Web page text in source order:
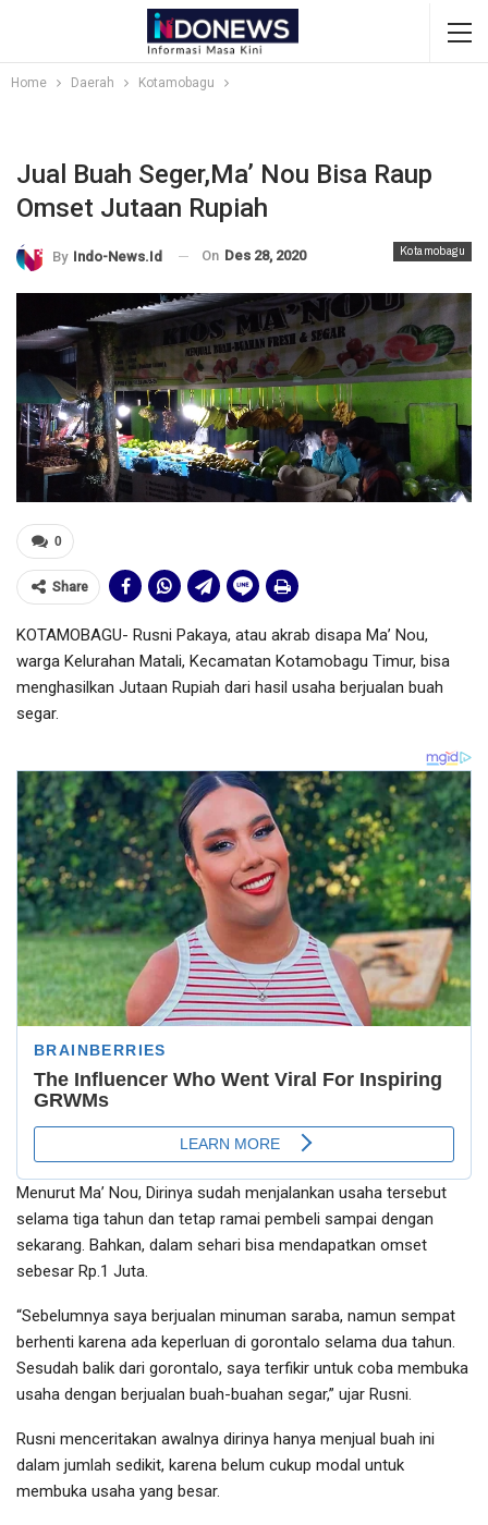
Home Daerah Kotamobagu
Jual Buah Seger,Ma’ Nou Bisa Raup
Omset Jutaan Rupiah
Kotamobagu
By Indo-News.id On Des 28, 2020
0
Share
KOTAMOBAGU- Rusni Pakaya, atau akrab disapa Ma’ Nou,
warga Kelurahan Matali, Kecamatan Kotamobagu Timur, bisa
menghasilkan Jutaan Rupiah dari hasil usaha berjualan buah
segar.
Menurut Ma’ Nou, Dirinya sudah menjalankan usaha tersebut
selama tiga tahun dan tetap ramai pembeli sampai dengan
sekarang. Bahkan, dalam sehari bisa mendapatkan omset
sebesar Rp.1 Juta.
“Sebelumnya saya berjualan minuman saraba, namun sempat
berhenti karena ada keperluan di gorontalo selama dua tahun.
Sesudah balik dari gorontalo, saya terfikir untuk coba membuka
usaha dengan berjualan buah-buahan segar,” ujar Rusni.
Rusni menceritakan awalnya dirinya hanya menjual buah ini
dalam jumlah sedikit, karena belum cukup modal untuk
membuka usaha yang besar.